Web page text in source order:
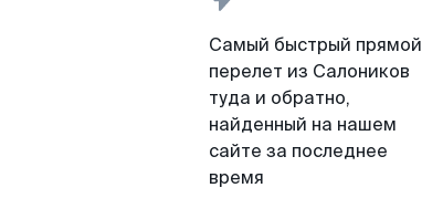
Самый быстрый прямой
перелет из Салоников
туда и обратно,
найденный на нашем
сайте за последнее
время